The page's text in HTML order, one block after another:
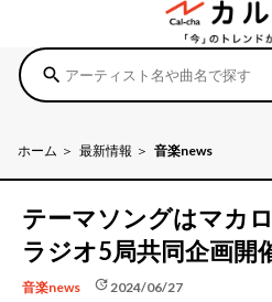
search
ホーム 最新情報 音楽news
テーマソングはマカ
ラジオ5局共同企画開
音楽news update 2024/06/27